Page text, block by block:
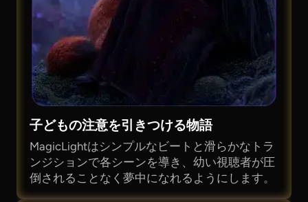
子どもの注意を引きつける物語
MagicLightはシンプルなビートと滑らかなトラ
ンジションで各シーンを導き、幼い視聴者が圧
倒されることなく夢中になれるようにします。